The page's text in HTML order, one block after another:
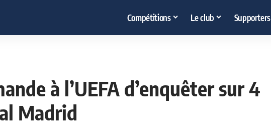
Compétitions Le club Supporters
à l’UEFA d’enquêter sur 4
Madrid